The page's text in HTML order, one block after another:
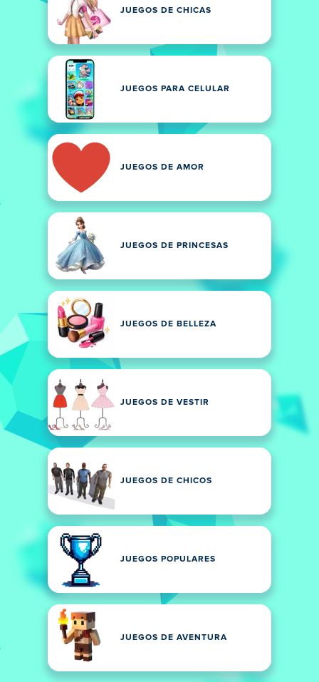
JUEGOS DE CHICAS
JUEGOS PARA CELULAR
JUEGOS DE AMOR
JUEGOS DE PRINCESAS
JUEGOS DE BELLEZA
JUEGOS DE VESTIR
JUEGOS DE CHICOS
JUEGOS POPULARES
JUEGOS DE AVENTURA